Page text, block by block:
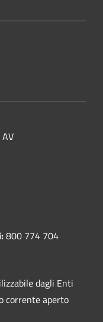
800 774 704
dagli Enti
corrente aperto